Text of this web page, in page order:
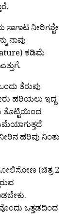
ನೀರಿಗಶ್ಟೇ
ನಾವು
ಕಡಿಮೆ
ತೆರುಪು
ಹರಿಯಲು ಇದ್ದ
ತೊಟ್ಟಿಯಿಂದ
ಹರಿವು ನಿಂತು
(ಚಿತ್ರ 2
ಒತ್ತಡದಿಂದ